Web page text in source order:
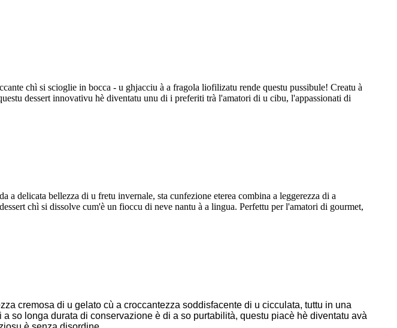
chì si scioglie in bocca - u ghjacciu à a fragola liofilizatu rende questu pussibule! Creatu à
dessert innovativu hè diventatu unu di i preferiti trà l'amatori di u cibu, l'appassionati di
delicata bellezza di u fretu invernale, sta cunfezione eterea combina a leggerezza di a
chì si dissolve cum'è un fioccu di neve nantu à a lingua. Perfettu per l'amatori di gourmet,
cremosa di u gelato cù a croccantezza soddisfacente di u cicculata, tuttu in una
so longa durata di conservazione è di a so purtabilità, questu piacè hè diventatu avà